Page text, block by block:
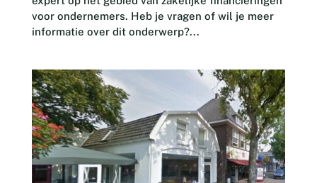
voor ondernemers. Heb je vragen of wil je meer
informatie over dit onderwerp?...